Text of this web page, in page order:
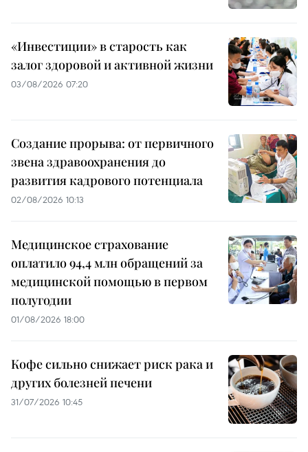
«Инвестиции» в старость как
залог здоровой и активной жизни
03/08/2026 07:20
Создание прорыва: от первичного
звена здравоохранения до
развития кадрового потенциала
02/08/2026 10:13
Медицинское страхование
оплатило 94,4 млн обращений за
медицинской помощью в первом
полугодии
01/08/2026 18:00
Кофе сильно снижает риск рака и
других болезней печени
31/07/2026 10:45